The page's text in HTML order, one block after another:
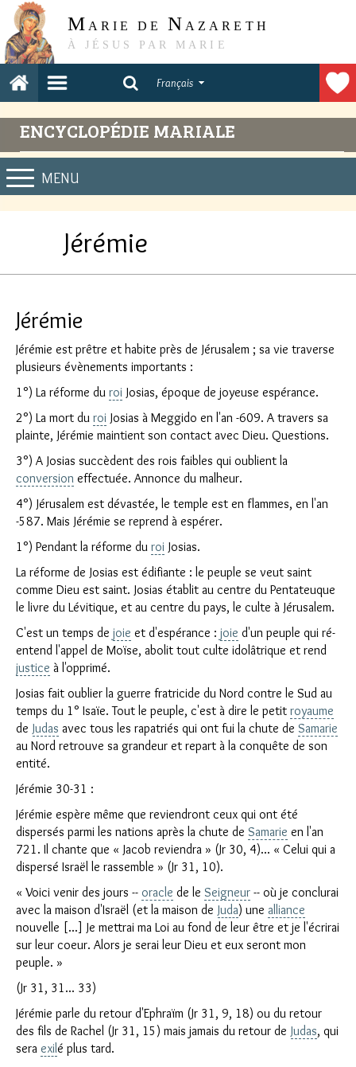
M ARIE DE N AZARETH
À JÉSUS PAR MARIE
Français
ENCYCLOPÉDIE MARIALE
MENU
Jérémie
Jérémie
Jérémie est prêtre et habite près de Jérusalem ; sa vie traverse
plusieurs évènements importants :
1°) La réforme du roi Josias, époque de joyeuse espérance.
2°) La mort du roi Josias à Meggido en l'an -609. A travers sa
plainte, Jérémie maintient son contact avec Dieu. Questions.
3°) A Josias succèdent des rois faibles qui oublient la
conversion effectuée. Annonce du malheur.
4°) Jérusalem est dévastée, le temple est en flammes, en l'an
-587. Mais Jérémie se reprend à espérer.
1°) Pendant la réforme du roi Josias.
La réforme de Josias est édifiante : le peuple se veut saint
comme Dieu est saint. Josias établit au centre du Pentateuque
le livre du Lévitique, et au centre du pays, le culte à Jérusalem.
C'est un temps de joie et d'espérance : joie d'un peuple qui ré-
entend l'appel de Moïse, abolit tout culte idolâtrique et rend
justice à l'opprimé.
Josias fait oublier la guerre fratricide du Nord contre le Sud au
temps du 1° Isaïe. Tout le peuple, c'est à dire le petit royaume
de Judas avec tous les rapatriés qui ont fui la chute de Samarie
au Nord retrouve sa grandeur et repart à la conquête de son
entité.
Jérémie 30-31 :
Jérémie espère même que reviendront ceux qui ont été
dispersés parmi les nations après la chute de Samarie en l'an
721. Il chante que « Jacob reviendra » (Jr 30, 4)... « Celui qui a
dispersé Israël le rassemble » (Jr 31, 10).
« Voici venir des jours -- oracle de le Seigneur -- où je conclurai
avec la maison d'Israël (et la maison de Juda) une alliance
nouvelle [...] Je mettrai ma Loi au fond de leur être et je l'écrirai
sur leur coeur. Alors je serai leur Dieu et eux seront mon
peuple. »
(Jr 31, 31... 33)
Jérémie parle du retour d'Ephraïm (Jr 31, 9, 18) ou du retour
des fils de Rachel (Jr 31, 15) mais jamais du retour de Judas, qui
sera exilé plus tard.